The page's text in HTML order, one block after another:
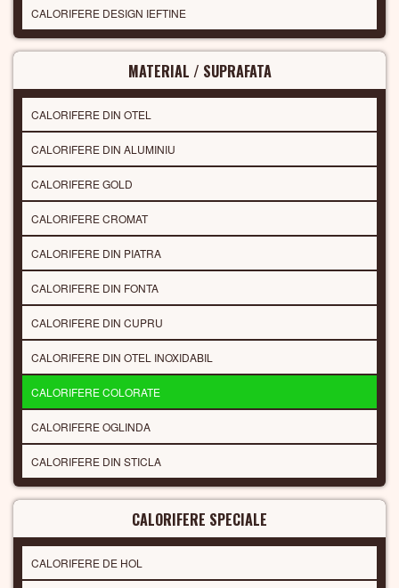
CALORIFERE DESIGN IEFTINE
MATERIAL / SUPRAFATA
CALORIFERE DIN OTEL
CALORIFERE DIN ALUMINIU
CALORIFERE GOLD
CALORIFERE CROMAT
CALORIFERE DIN PIATRA
CALORIFERE DIN FONTA
CALORIFERE DIN CUPRU
CALORIFERE DIN OTEL INOXIDABIL
CALORIFERE COLORATE
CALORIFERE OGLINDA
CALORIFERE DIN STICLA
CALORIFERE SPECIALE
CALORIFERE DE HOL